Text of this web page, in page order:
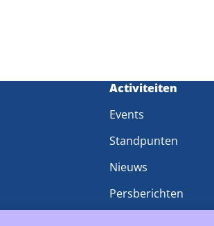
Activiteiten
Events
Standpunten
Nieuws
Persberichten